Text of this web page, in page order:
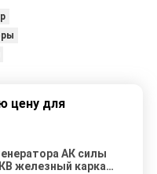
цену для
АК силы
железный каркас